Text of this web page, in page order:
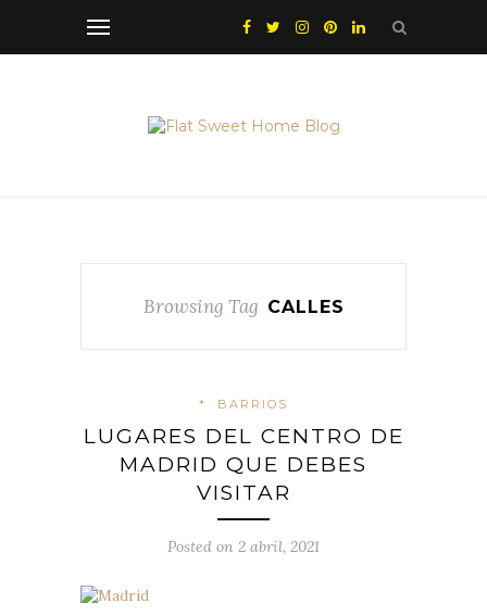
Browsing Tag CALLES
* BARRIOS
LUGARES DEL CENTRO DE
MADRID QUE DEBES
VISITAR
Posted on 2 abril, 2021